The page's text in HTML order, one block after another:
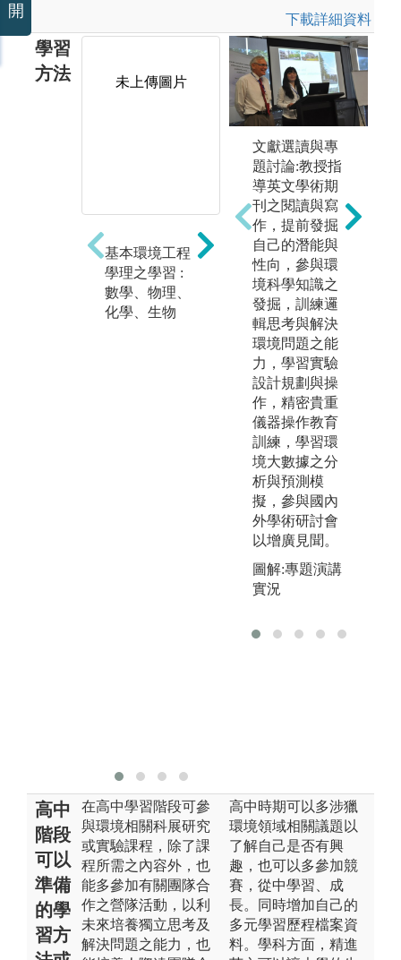
下載詳細資料
學習
方法
未上傳圖片
基本環境工程
學理之學習 :
數學、物理、
化學、生物
未上傳圖片
動手實作能力
之訓練加強與
業界的互動及
合作
學校教育的目
標即是讓學生
畢業後能立刻
融入工作環
境，而工程領
域首重實務與
理論合一。要
滿足此目標，
學生與業界平
時的互動即不
可缺。本系將
持續拓展學生
的實習機會，
及建教合作的
文獻選讀與專
題討論:教授指
導英文學術期
刊之閱讀與寫
作，提前發掘
自己的潛能與
性向，參與環
境科學知識之
發掘，訓練邏
輯思考與解決
環境問題之能
力，學習實驗
設計規劃與操
作，精密貴重
儀器操作教育
訓練，學習環
境大數據之分
析與預測模
擬，參與國內
外學術研討會
以增廣見聞。
圖解:專題演講
實況
高中
階段
可以
準備
的學
習方
在高中學習階段可參
與環境相關科展研究
或實驗課程，除了課
程所需之內容外，也
能多參加有關團隊合
作之營隊活動，以利
未來培養獨立思考及
解決問題之能力，也
高中時期可以多涉獵
環境領域相關議題以
了解自己是否有興
趣，也可以多參加競
賽，從中學習、成
長。同時增加自己的
多元學習歷程檔案資
料。學科方面，精進
開